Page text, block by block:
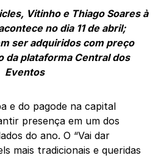
Vitinho e Thiago Soares à
no dia 11 de abril;
ser adquiridos com preço
da plataforma Central dos
Eventos
e do pagode na capital
presença em um dos
do ano. O “Vai dar
mais tradicionais e queridas